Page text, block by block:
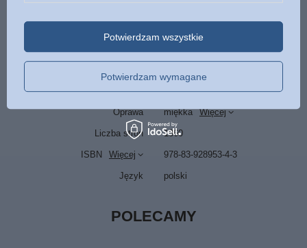
Format 135 x 210 mm
Oprawa miękka Więcej
Liczba stron 1360
ISBN Więcej 978-83-928953-4-3
Język polski
POLECAMY
Potwierdzam wymagane
Potwierdzam wszystkie